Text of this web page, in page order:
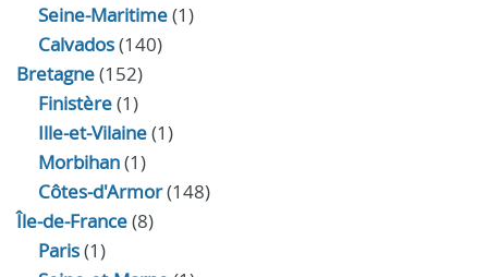
Seine-Maritime(1)
Calvados(140)
Bretagne(152)
Finistère(1)
Ille-et-Vilaine(1)
Morbihan(1)
Côtes-d'Armor(148)
Île-de-France(8)
Paris(1)